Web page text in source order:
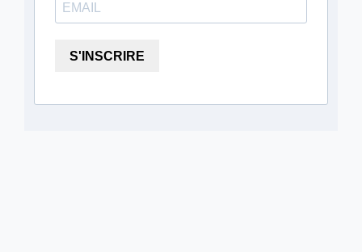
S'INSCRIRE